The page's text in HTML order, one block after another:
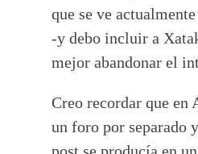
que se ve
-y debo incluir a
mejor abandonar el
Creo recordar que en
un foro por separado